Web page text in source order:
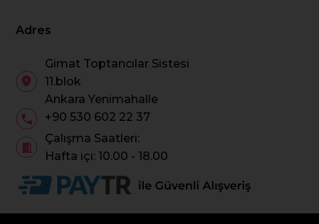
Adres
Gimat Toptancılar Sistesi
11.blok
Ankara Yenimahalle
+90 530 602 22 37
Çalışma Saatleri:
Hafta içi: 10.00 - 18.00